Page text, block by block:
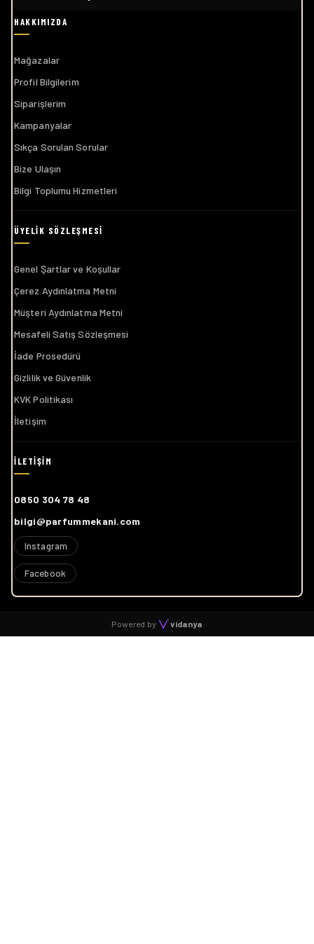
Mağazalar
Profil Bilgilerim
Siparişlerim
Kampanyalar
Sıkça Sorulan Sorular
Bize Ulaşın
Bilgi Toplumu Hizmetleri
Genel Şartlar ve Koşullar
Çerez Aydınlatma Metni
Müşteri Aydınlatma Metni
Mesafeli Satış Sözleşmesi
İade Prosedürü
Gizlilik ve Güvenlik
KVK Politikası
İletişim
0850 304 78 48
bilgi@parfummekani.com
Instagram
Facebook
Powered by vidanya